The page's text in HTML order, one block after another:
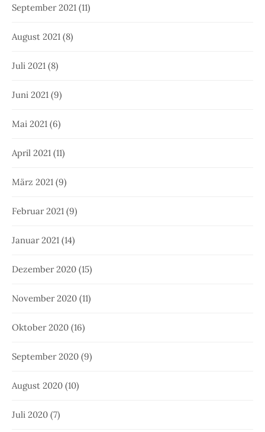
September 2021 (11)
August 2021 (8)
Juli 2021 (8)
Juni 2021 (9)
Mai 2021 (6)
April 2021 (11)
März 2021 (9)
Februar 2021 (9)
Januar 2021 (14)
Dezember 2020 (15)
November 2020 (11)
Oktober 2020 (16)
September 2020 (9)
August 2020 (10)
Juli 2020 (7)